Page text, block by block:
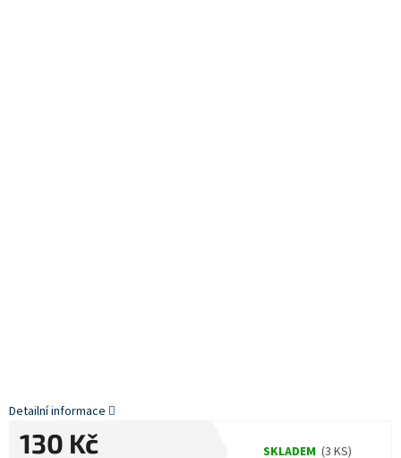
130 Kč SKLADEM (3 KS)
Detailní informace